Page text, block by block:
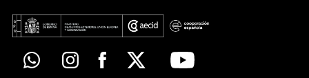
WhatsappInstagramFacebook
X Youtube